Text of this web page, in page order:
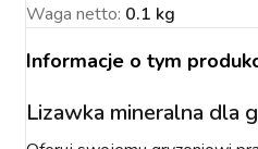
Waga netto: 0.1 kg
Informacje o tym
Lizawka mineralna dla